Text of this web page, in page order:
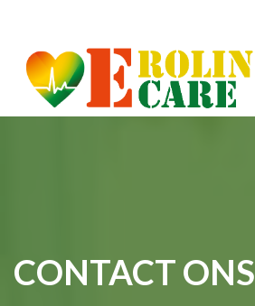
CONTACT ONS